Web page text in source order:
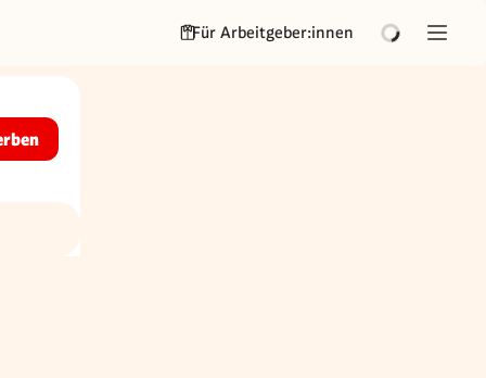
Für Arbeitgeber:innen